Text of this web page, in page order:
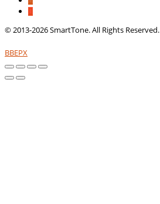
© 2013-2026 SmartTone. All Rights Reserved.
ВВЕРХ